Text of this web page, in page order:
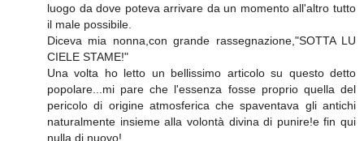
luogo da dove poteva arrivare da un momento all'altro tutto
il male possibile.
Diceva mia nonna,con grande rassegnazione,"SOTTA LU
CIELE STAME!"
Una volta ho letto un bellissimo articolo su questo detto
popolare...mi pare che l'essenza fosse proprio quella del
pericolo di origine atmosferica che spaventava gli antichi
naturalmente insieme alla volontà divina di punire!e fin qui
nulla di nuovo!